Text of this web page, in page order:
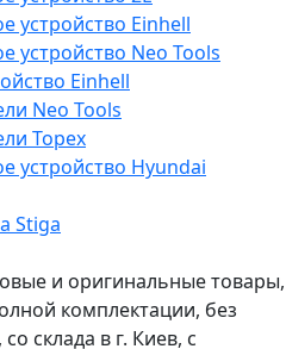
устройство Einhell
устройство Neo Tools
Einhell
Neo Tools
Topex
устройство Hyundai
Stiga
и оригинальные товары,
комплектации, без
склада в г. Киев, с